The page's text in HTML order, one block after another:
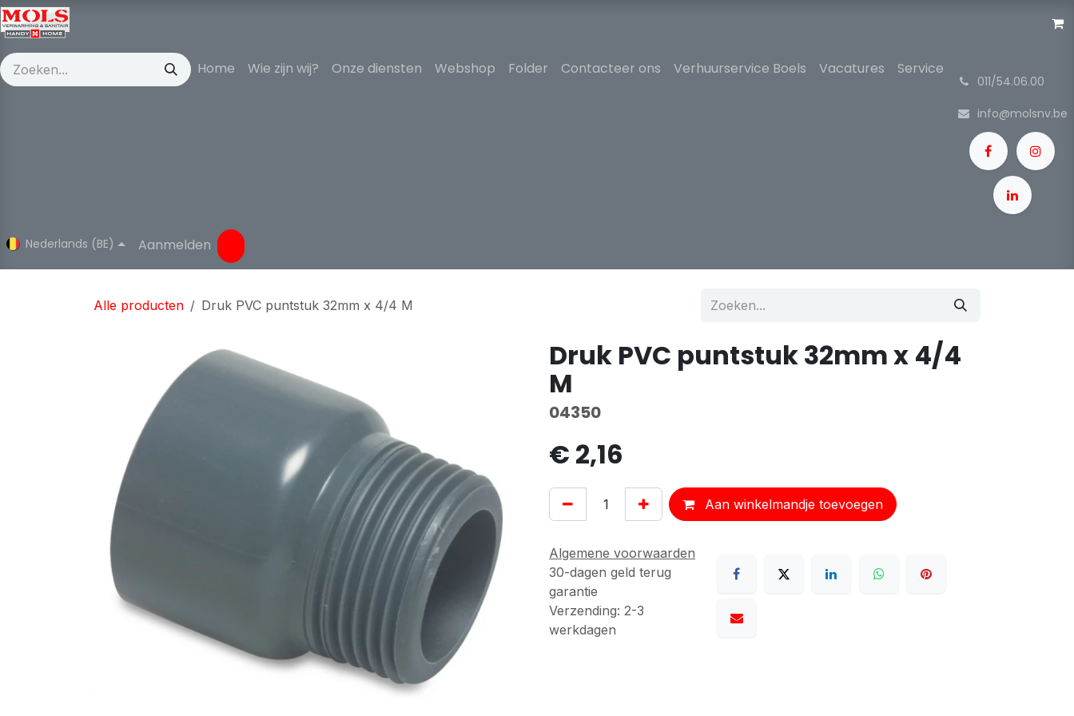
Overslaan naar inhoud
Home Wie zijn wij? Onze diensten Webshop Folder Contacteer ons Verhuurservice Boels Vacatures Service
011/54.06.00
info@molsnv.be
Nederlands (BE) Aanmelden
Alle producten Druk PVC puntstuk 32mm x 4/4 M
Druk PVC puntstuk 32mm x 4/4
M
04350
€ 2,16
Aan winkelmandje toevoegen
Algemene voorwaarden
30-dagen geld terug
garantie
Verzending: 2-3
werkdagen